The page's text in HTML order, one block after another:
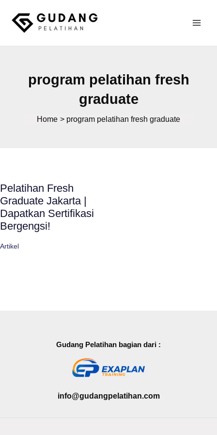
content
program pelatihan fresh
graduate
Home program pelatihan fresh graduate
Pelatihan Fresh
Graduate Jakarta |
Dapatkan Sertifikasi
Bergengsi!
Artikel
Gudang Pelatihan bagian dari :
info@gudangpelatihan.com